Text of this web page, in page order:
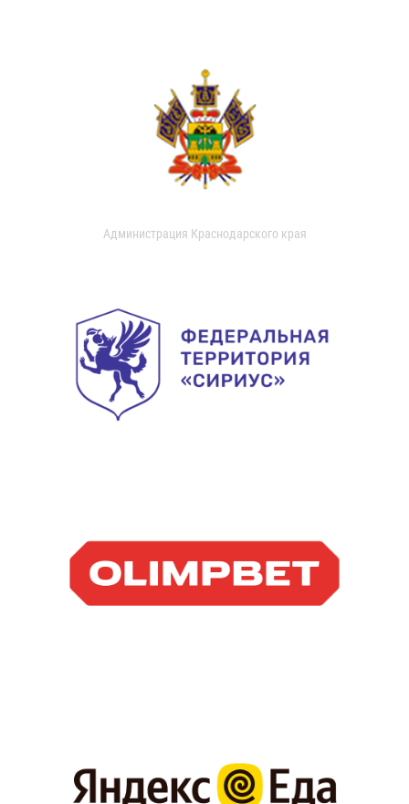
Администрация Краснодарского края